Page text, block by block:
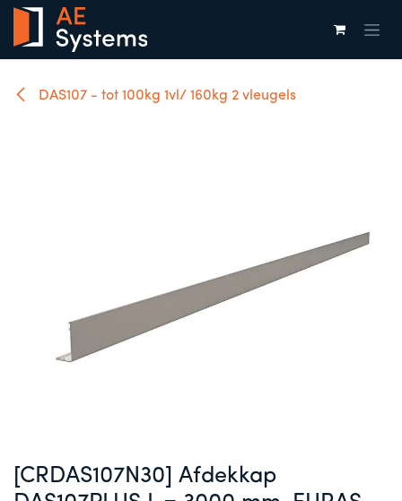
Overslaan naar inhoud
DAS107 - tot 100kg 1vl/ 160kg 2 vleugels
[CRDAS107N30] Afdekkap